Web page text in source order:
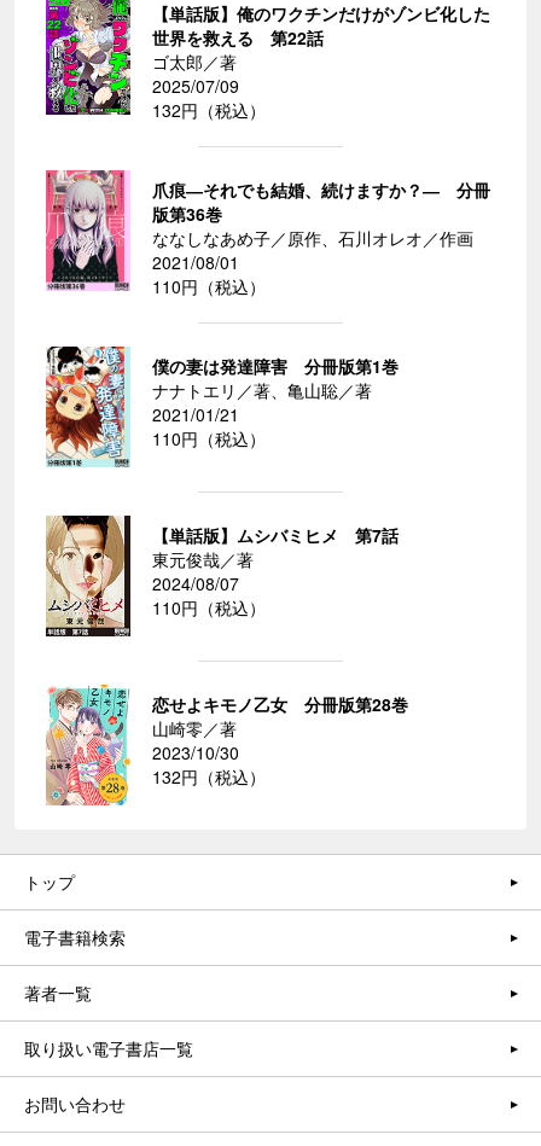
【単話版】俺のワクチンだけがゾンビ化した
世界を救える 第22話
ゴ太郎／著
2025/07/09
132円（税込）
爪痕―それでも結婚、続けますか？― 分冊
版第36巻
ななしなあめ子／原作、石川オレオ／作画
2021/08/01
110円（税込）
僕の妻は発達障害 分冊版第1巻
ナナトエリ／著、亀山聡／著
2021/01/21
110円（税込）
【単話版】ムシバミヒメ 第7話
東元俊哉／著
2024/08/07
110円（税込）
恋せよキモノ乙女 分冊版第28巻
山崎零／著
2023/10/30
132円（税込）
トップ
電子書籍検索
著者一覧
取り扱い電子書店一覧
お問い合わせ